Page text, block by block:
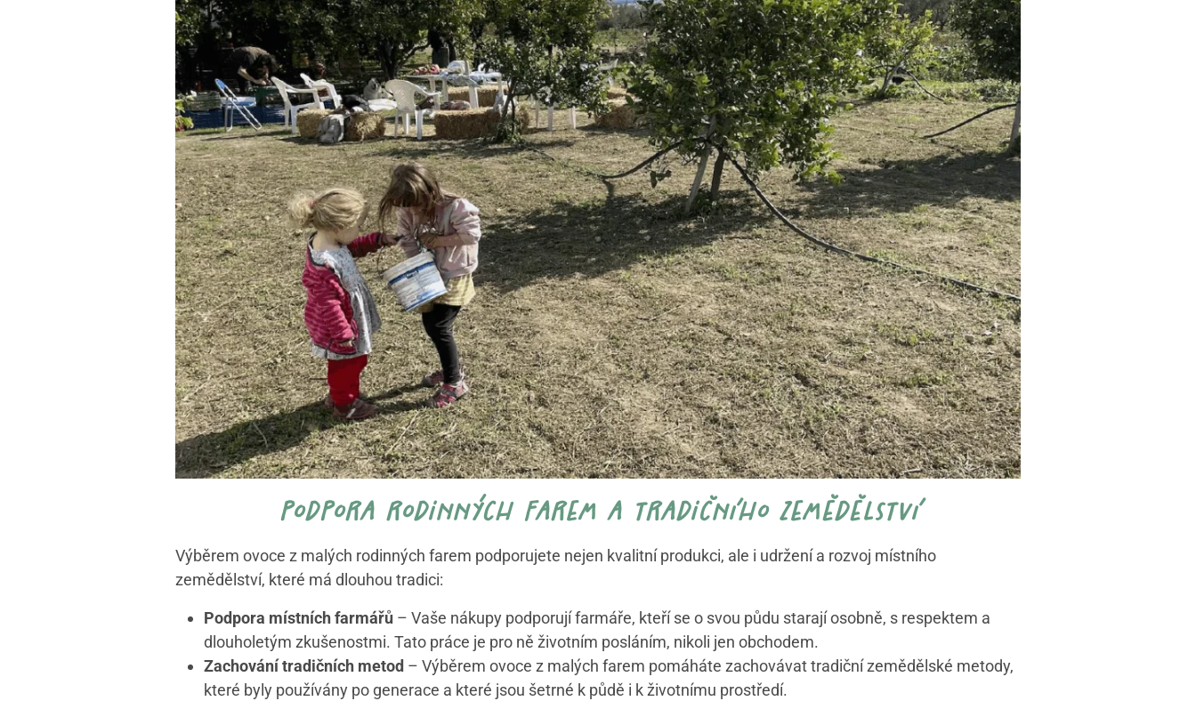
podpora rodinných farem a tradičního zemědělství
Výběrem ovoce z malých rodinných farem podporujete nejen kvalitní produkci, ale i udržení a rozvoj místního
zemědělství, které má dlouhou tradici:
Podpora místních farmářů – Vaše nákupy podporují farmáře, kteří se o svou půdu starají osobně, s respektem a
dlouholetým zkušenostmi. Tato práce je pro ně životním posláním, nikoli jen obchodem.
Zachování tradičních metod – Výběrem ovoce z malých farem pomáháte zachovávat tradiční zemědělské metody,
které byly používány po generace a které jsou šetrné k půdě i k životnímu prostředí.